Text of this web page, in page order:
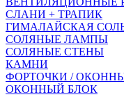
СЛАНИ + ТРАПИК
ГИМАЛАЙСКАЯ
СОЛЯНЫЕ ЛАМПЫ
СОЛЯНЫЕ СТЕНЫ
КАМНИ
ФОРТОЧКИ /
ОКОННЫЙ БЛОК